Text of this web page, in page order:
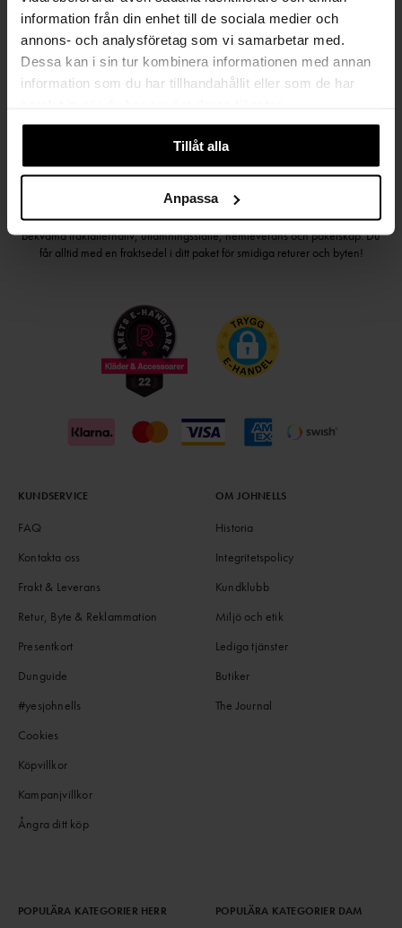
information från din enhet till de sociala medier och
annons- och analysföretag som vi samarbetar med.
Dessa kan i sin tur kombinera informationen med annan
information som du har tillhandahållit eller som de har
Tillåt alla
Anpassa
Håll dig uppdaterad
PRENUMERERA PÅ VÅRT NYHETSBREV
Kvinna Man
HANDLA TRYGGT OCH SMIDIGT
Välj det betalsätt som passar dig med Klarna. Vi på Johnells erbjuder flera
bekväma fraktalternativ; utlämningsställe, hemleverans och paketskåp. Du
får alltid med en fraktsedel i ditt paket för smidiga returer och byten!
KUNDSERVICE
FAQ
Kontakta oss
Frakt & Leverans
Retur, Byte & Reklammation
Presentkort
Dunguide
#yesjohnells
Cookies
Köpvillkor
Kampanjvillkor
Ångra ditt köp
OM JOHNELLS
Historia
Integritetspolicy
Kundklubb
Miljö och etik
Lediga tjänster
Butiker
The Journal
POPULÄRA KATEGORIER HERR POPULÄRA KATEGORIER DAM